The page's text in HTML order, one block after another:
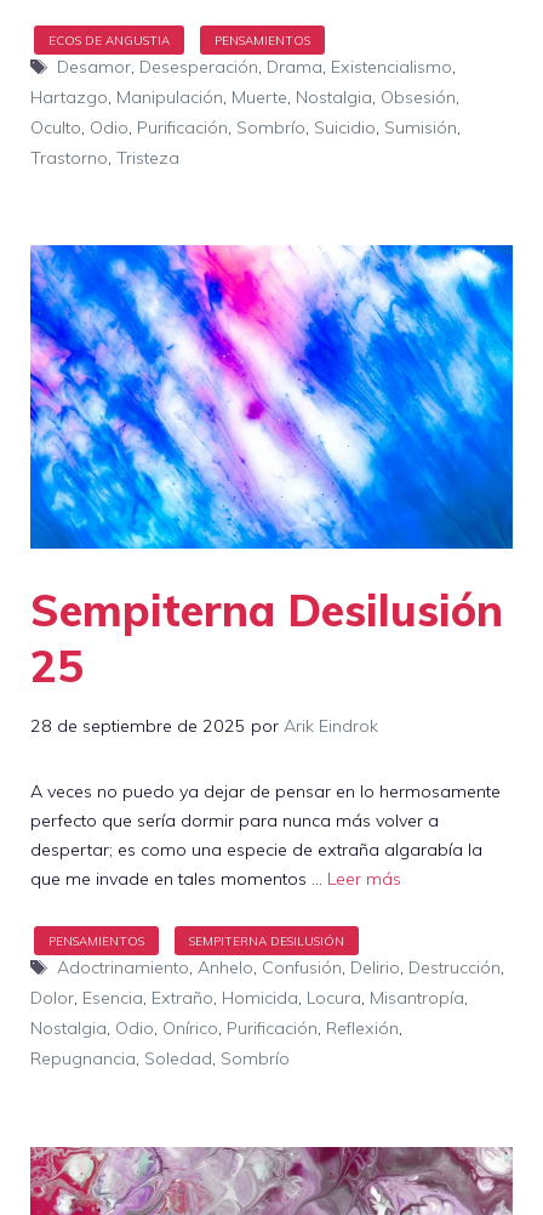
Etiquetas
Desamor, Desesperación Drama Existencialismo
Hartazgo Manipulación Muerte Nostalgia Obsesión
Oculto Odio Purificación Sombrío Suicidio Sumisión
Trastorno Tristeza
Sempiterna Desilusión
25
28 de septiembre de 2025 por Arik Eindrok
A veces no puedo ya dejar de pensar en lo hermosamente
perfecto que sería dormir para nunca más volver a
despertar; es como una especie de extraña algarabía la
que me invade en tales momentos … Leer más
Etiquetas
Adoctrinamiento, Anhelo, Confusión, Delirio, Destrucción,
Dolor, Esencia, Extraño, Homicida, Locura, Misantropía,
Nostalgia, Odio, Onírico, Purificación, Reflexión,
Repugnancia, Soledad, Sombrío